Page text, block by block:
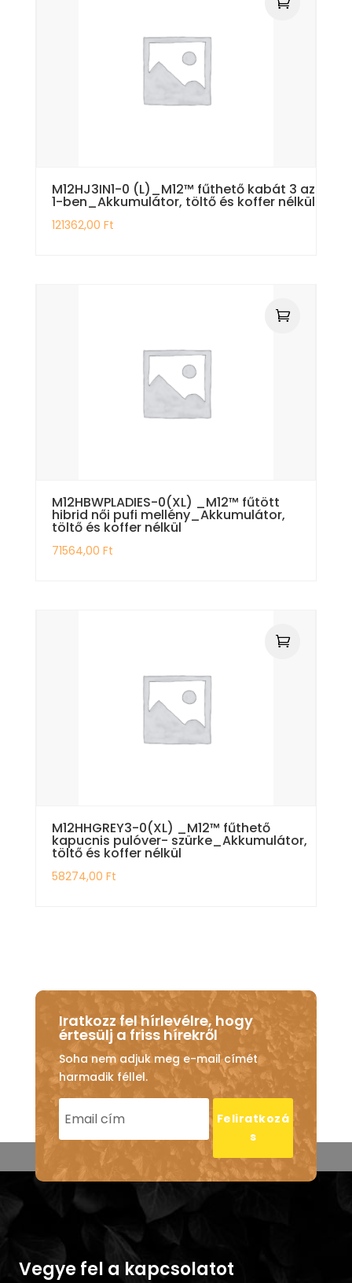
M12HJ3IN1-0 (L)_M12™ fűthető kabát 3 az
1-ben_Akkumulátor, töltő és koffer nélkül
121362,00 Ft
M12HBWPLADIES-0(XL) _M12™ fűtött
hibrid női pufi mellény_Akkumulátor,
töltő és koffer nélkül
71564,00 Ft
M12HHGREY3-0(XL) _M12™ fűthető
kapucnis pulóver- szürke_Akkumulátor,
töltő és koffer nélkül
58274,00 Ft
Iratkozz fel hírlevélre, hogy
értesülj a friss hírekről
Soha nem adjuk meg e-mail címét
harmadik féllel.
Feliratkozá
s
Vegye fel a kapcsolatot